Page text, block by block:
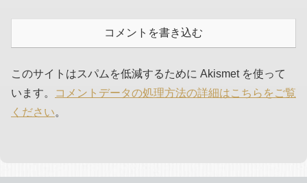
コメントを書き込む
このサイトはスパムを低減するために Akismet を使って
います。
コメントデータの処理方法の詳細はこちらをご覧
ください。